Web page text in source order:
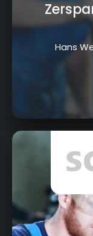
Hans